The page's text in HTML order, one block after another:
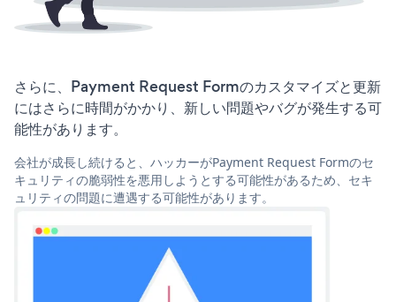
さらに、Payment Request Formのカスタマイズと更新
にはさらに時間がかかり、新しい問題やバグが発生する可
能性があります。
会社が成長し続けると、ハッカーがPayment Request Formのセ
キュリティの脆弱性を悪用しようとする可能性があるため、セキ
ュリティの問題に遭遇する可能性があります。